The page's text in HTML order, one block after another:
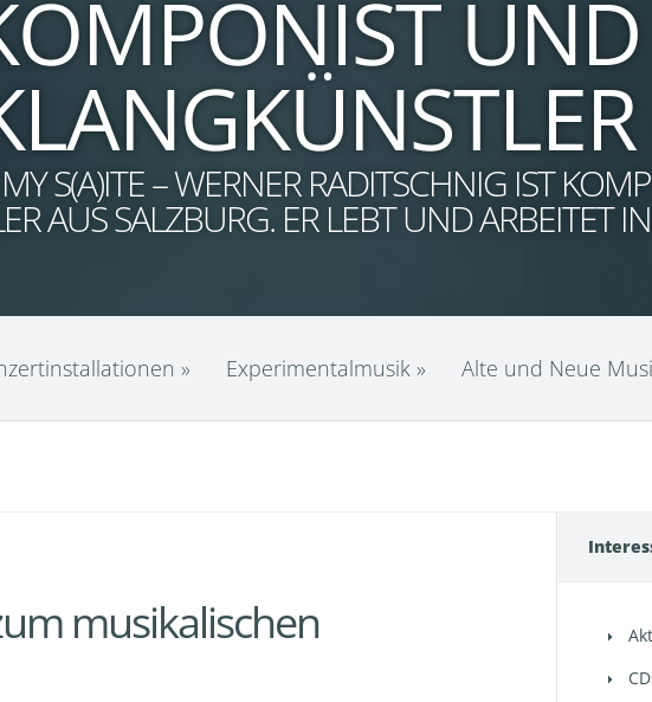
UND
S(A)ITE – WERNER RADITSCHNIG IST
AUS SALZBURG. ER LEBT UND ARBEITET
» Experimentalmusik » Alte und Neue
musikalischen